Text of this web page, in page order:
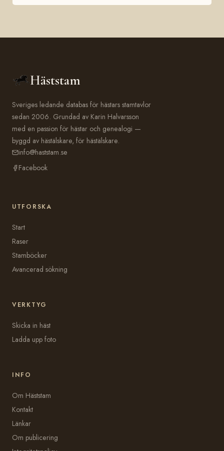
Häststam
Sveriges ledande databas för hästars stamtavlor
sedan 2006. Grundad av Karin Halvarsson
med en passion för hästar och genealogi —
byggd av hästälskare, för hästälskare.
info@haststam.se
Facebook
UTFORSKA
Start
Raser
Stamböcker
Avancerad sökning
VERKTYG
Skicka in häst
Ladda upp foto
INFO
Om Häststam
Kontakt
Länkar
Om publicering